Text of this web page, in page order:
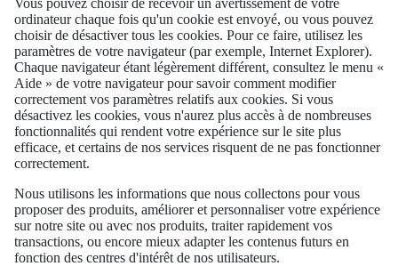
Vous pouvez choisir de recevoir un avertissement de votre
ordinateur chaque fois qu'un cookie est envoyé, ou vous pouvez
choisir de désactiver tous les cookies. Pour ce faire, utilisez les
paramètres de votre navigateur (par exemple, Internet Explorer).
Chaque navigateur étant légèrement différent, consultez le menu «
Aide » de votre navigateur pour savoir comment modifier
correctement vos paramètres relatifs aux cookies. Si vous
désactivez les cookies, vous n'aurez plus accès à de nombreuses
fonctionnalités qui rendent votre expérience sur le site plus
efficace, et certains de nos services risquent de ne pas fonctionner
correctement.
Nous utilisons les informations que nous collectons pour vous
proposer des produits, améliorer et personnaliser votre expérience
sur notre site ou avec nos produits, traiter rapidement vos
transactions, ou encore mieux adapter les contenus futurs en
fonction des centres d'intérêt de nos utilisateurs.